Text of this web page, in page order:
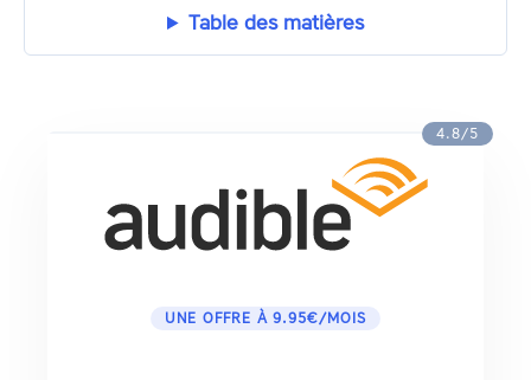
Table des matières
4.8/5
UNE OFFRE À 9.95€/MOIS